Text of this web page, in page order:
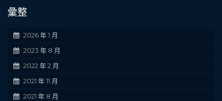
彙整
2026 年 1 月
2023 年 8 月
2022 年 2 月
2021 年 11 月
2021 年 8 月